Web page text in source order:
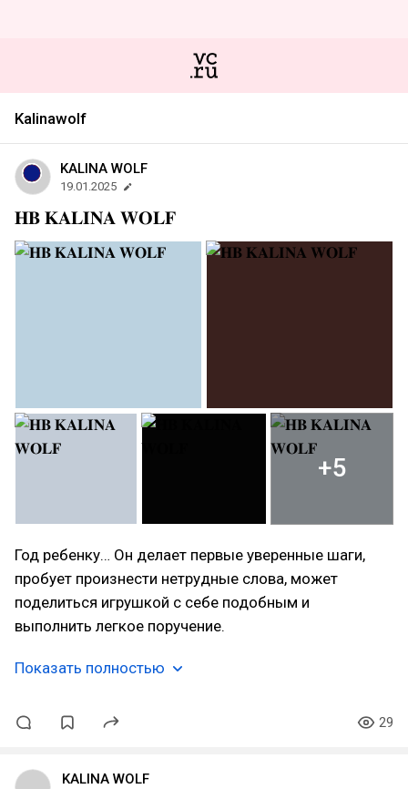
Kalinawolf
KALINA WOLF
19.01.2025
𝐇𝐁 𝐊𝐀𝐋𝐈𝐍𝐀 𝐖𝐎𝐋𝐅
+5
Год ребенку… Он делает первые уверенные шаги,
пробует произнести нетрудные слова, может
поделиться игрушкой с себе подобным и
выполнить легкое поручение.
Показать полностью
29
KALINA WOLF